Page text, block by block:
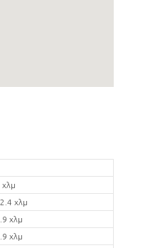
χλμ
χλμ
χλμ
χλμ